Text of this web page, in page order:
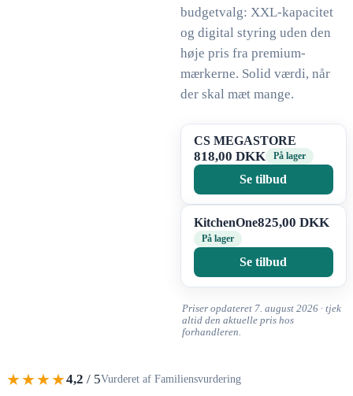
budgetvalg: XXL-kapacitet
og digital styring uden den
høje pris fra premium-
mærkerne. Solid værdi, når
der skal mæt mange.
CS MEGASTORE
818,00 DKK På lager
Se tilbud
KitchenOne825,00 DKK
På lager
Se tilbud
Priser opdateret 7. august 2026 · tjek
altid den aktuelle pris hos
forhandleren.
★★★★4,2 / 5Vurderet af Familiensvurdering